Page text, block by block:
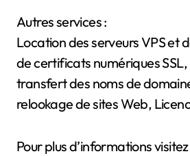
Autres services :
Location des serveurs VPS et
de certificats numériques
transfert des noms de
relookage de sites Web,
Pour plus d’informations